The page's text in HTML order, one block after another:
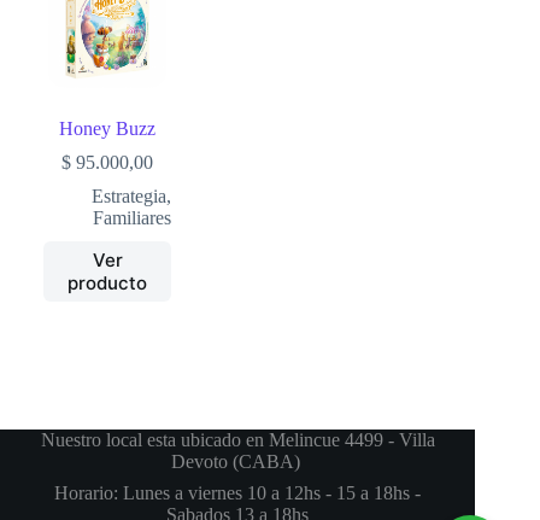
Honey Buzz
$ 95.000,00
Estrategia,
Familiares
Ver
producto
Nuestro local esta ubicado en Melincue 4499 - Villa
Devoto (CABA)
Horario: Lunes a viernes 10 a 12hs - 15 a 18hs -
Sabados 13 a 18hs